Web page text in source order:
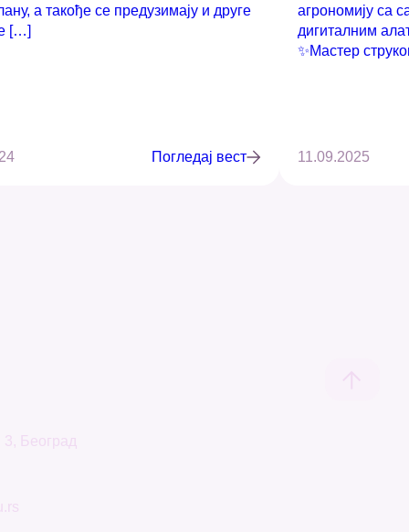
а такође се предузимају и друге
[…]
Погледај вест
агрономију са
дигиталним
✨Мастер
11.09.2025
3, Београд